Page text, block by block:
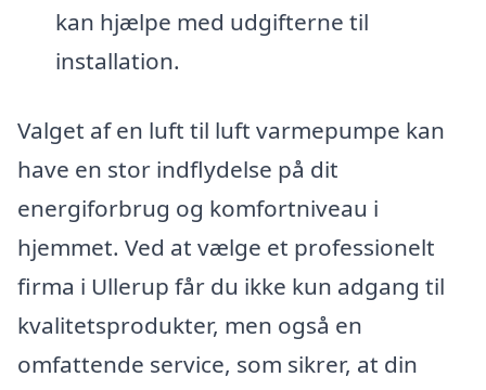
kan hjælpe med udgifterne til
installation.
Valget af en luft til luft varmepumpe kan
have en stor indflydelse på dit
energiforbrug og komfortniveau i
hjemmet. Ved at vælge et professionelt
firma i Ullerup får du ikke kun adgang til
kvalitetsprodukter, men også en
omfattende service, som sikrer, at din